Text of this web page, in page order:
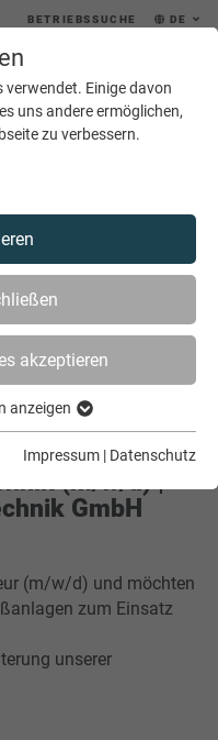
verwendet. Einige davon
uns andere ermöglichen,
zu verbessern.
akzeptieren
anzeigen
Impressum | Datenschutz
BETRIEBSSUCHE DE
MENÜ
JOBBÖRSE
, HEIZUNG- UND
GEBÄUDETECHNIK
für Sanitär-,
(m/w/d) |
GmbH
(m/w/d) und möchten
zum Einsatz
unserer